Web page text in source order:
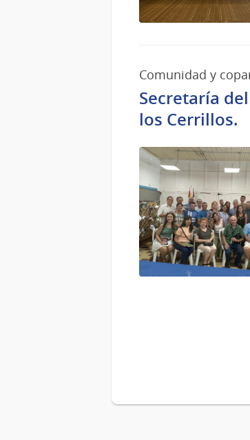
Comunidad y
Secretaría
los Cerrillos.